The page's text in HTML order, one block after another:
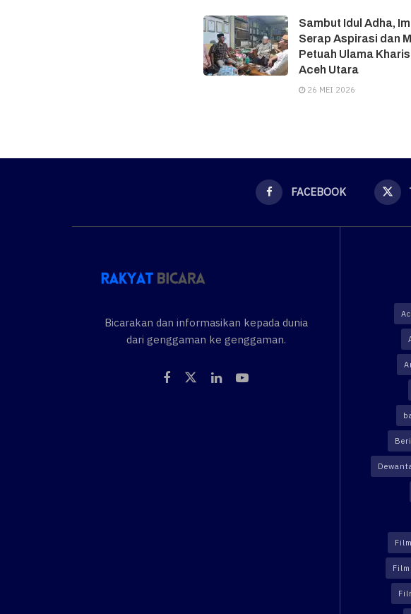
Sambut Idul Adha,
Serap Aspirasi dan
Petuah Ulama
Aceh Utara
26 MEI 2026
FACEBOOK
Bicarakan dan informasikan kepada dunia
dari genggaman ke genggaman.